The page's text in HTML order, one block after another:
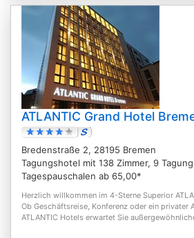
ATLANTIC Grand Hotel
Bredenstraße 2, 28195 Bremen
Tagungshotel mit 138 Zimmer, 9
Tagespauschalen ab 65,00*
Herzlich willkommen im 4-Sterne Superior
Ob Geschäftsreise, Konferenz oder ein privater
ATLANTIC Hotels erwartet Sie